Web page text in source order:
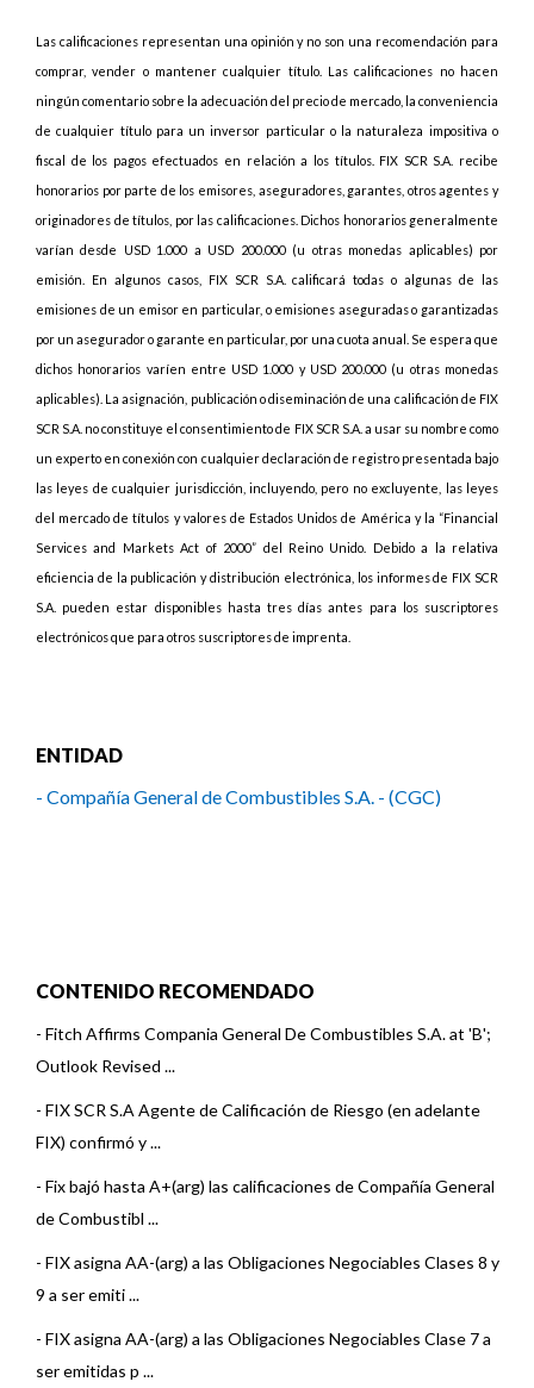
Las calificaciones representan una opinión y no son una recomendación para
comprar, vender o mantener cualquier título. Las calificaciones no hacen
ningún comentario sobre la adecuación del precio de mercado, la conveniencia
de cualquier título para un inversor particular o la naturaleza impositiva o
fiscal de los pagos efectuados en relación a los títulos. FIX SCR S.A. recibe
honorarios por parte de los emisores, aseguradores, garantes, otros agentes y
originadores de títulos, por las calificaciones. Dichos honorarios generalmente
varían desde USD 1.000 a USD 200.000 (u otras monedas aplicables) por
emisión. En algunos casos, FIX SCR S.A. calificará todas o algunas de las
emisiones de un emisor en particular, o emisiones aseguradas o garantizadas
por un asegurador o garante en particular, por una cuota anual. Se espera que
dichos honorarios varíen entre USD 1.000 y USD 200.000 (u otras monedas
aplicables). La asignación, publicación o diseminación de una calificación de FIX
SCR S.A. no constituye el consentimiento de FIX SCR S.A. a usar su nombre como
un experto en conexión con cualquier declaración de registro presentada bajo
las leyes de cualquier jurisdicción, incluyendo, pero no excluyente, las leyes
del mercado de títulos y valores de Estados Unidos de América y la “Financial
Services and Markets Act of 2000” del Reino Unido. Debido a la relativa
eficiencia de la publicación y distribución electrónica, los informes de FIX SCR
S.A. pueden estar disponibles hasta tres días antes para los suscriptores
electrónicos que para otros suscriptores de imprenta.
ENTIDAD
- Compañía General de Combustibles S.A. - (CGC)
CONTENIDO RECOMENDADO
- Fitch Affirms Compania General De Combustibles S.A. at 'B';
Outlook Revised ...
- FIX SCR S.A Agente de Calificación de Riesgo (en adelante
FIX) confirmó y ...
- Fix bajó hasta A+(arg) las calificaciones de Compañía General
de Combustibl ...
- FIX asigna AA-(arg) a las Obligaciones Negociables Clases 8 y
9 a ser emiti ...
- FIX asigna AA-(arg) a las Obligaciones Negociables Clase 7 a
ser emitidas p ...